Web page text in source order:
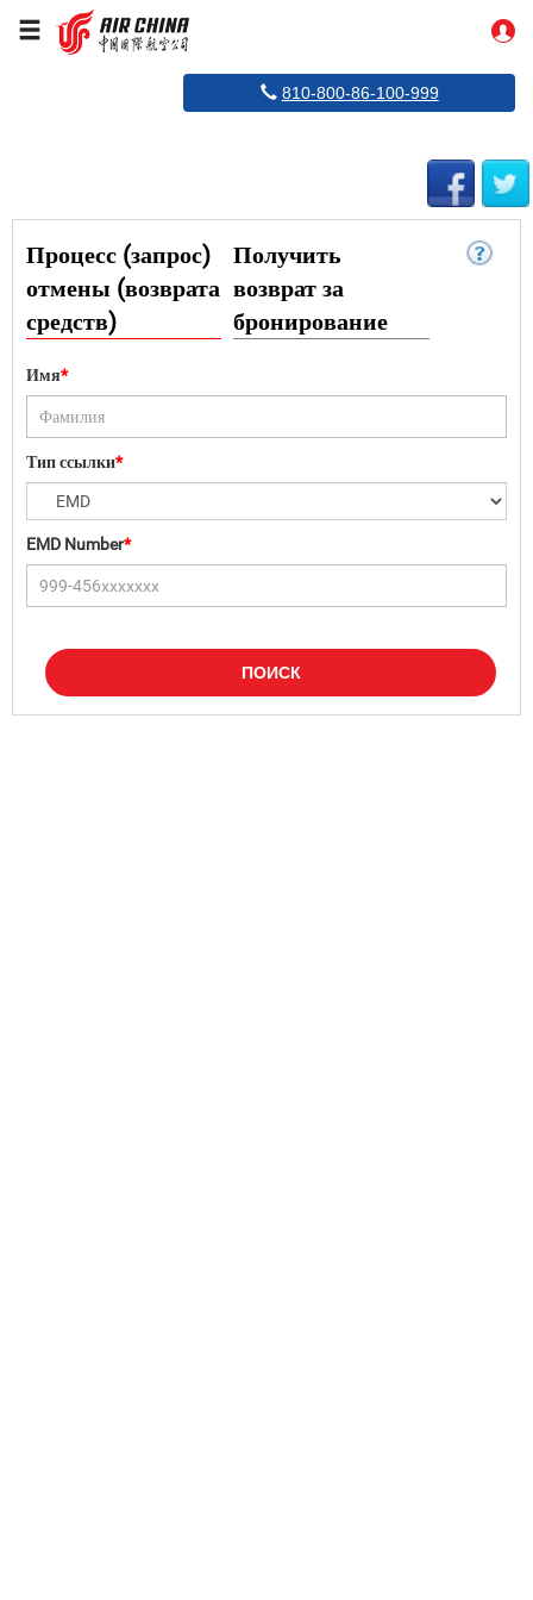
Процесс
(запрос)
810-800-86-100-999
Часто
Процесс (запрос)
отмены (возврата
средств)
Получить
возврат за
бронирование
Имя*
Тип ссылки*
EMD Number*
ПОИСК